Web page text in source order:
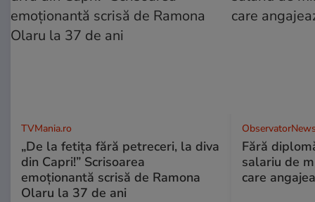
TVMania.ro
„De la fetița fără petreceri, la diva
din Capri!” Scrisoarea
emoționantă scrisă de Ramona
Olaru la 37 de ani
Fără
salariu de
care